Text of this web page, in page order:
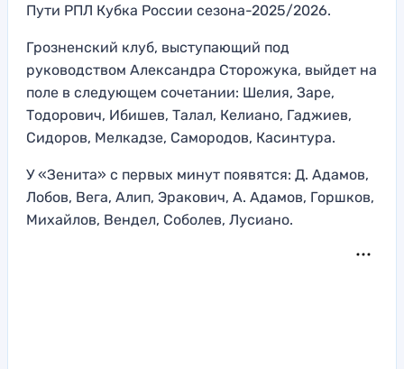
Пути РПЛ Кубка России сезона-2025/2026.
Грозненский клуб, выступающий под
руководством Александра Сторожука, выйдет на
поле в следующем сочетании: Шелия, Заре,
Тодорович, Ибишев, Талал, Келиано, Гаджиев,
Сидоров, Мелкадзе, Самородов, Касинтура.
У «Зенита» с первых минут появятся: Д. Адамов,
Лобов, Вега, Алип, Эракович, А. Адамов, Горшков,
Михайлов, Вендел, Соболев, Лусиано.